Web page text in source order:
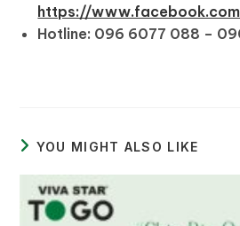
https://
Hotline: 096 6077 088 –
YOU MIGHT ALSO LIKE